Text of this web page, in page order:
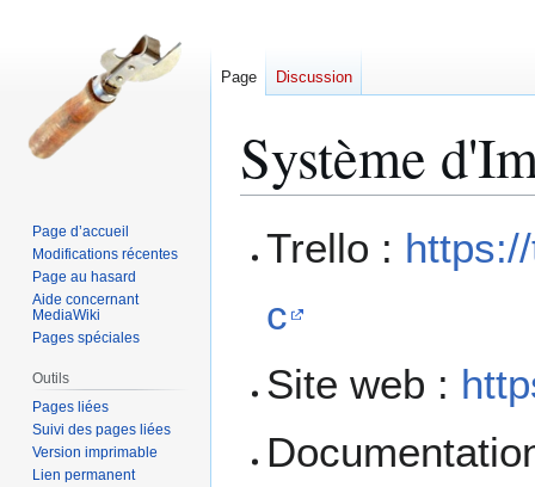
Système
navigation
recherche
Trello :
c
Site web :
Page Discussion
Page d’accueil
Modifications récentes
Page au hasard
Aide concernant
MediaWiki
Pages spéciales
Outils
Pages liées
Suivi des pages liées
Version imprimable
Lien permanent